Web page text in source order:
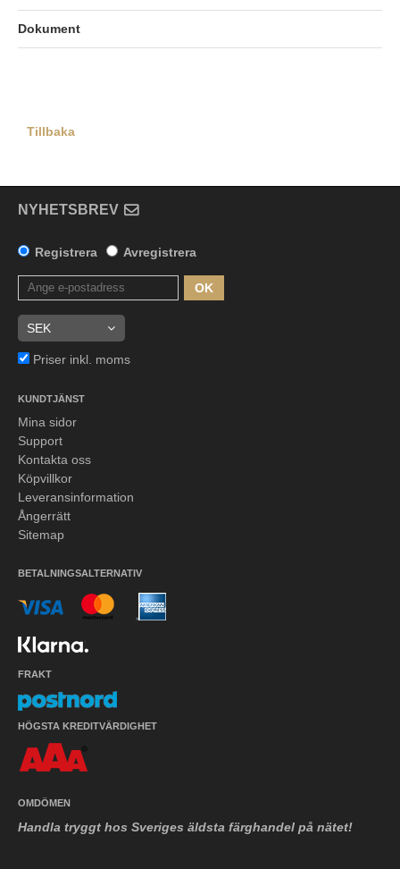
Dokument
Tillbaka
NYHETSBREV
Registrera Avregistrera
OK
Priser inkl. moms
KUNDTJÄNST
Mina sidor
Support
Kontakta oss
Köpvillkor
Leveransinformation
Ångerrätt
Sitemap
BETALNINGSALTERNATIV
FRAKT
HÖGSTA KREDITVÄRDIGHET
OMDÖMEN
Handla tryggt hos Sveriges äldsta färghandel på nätet!